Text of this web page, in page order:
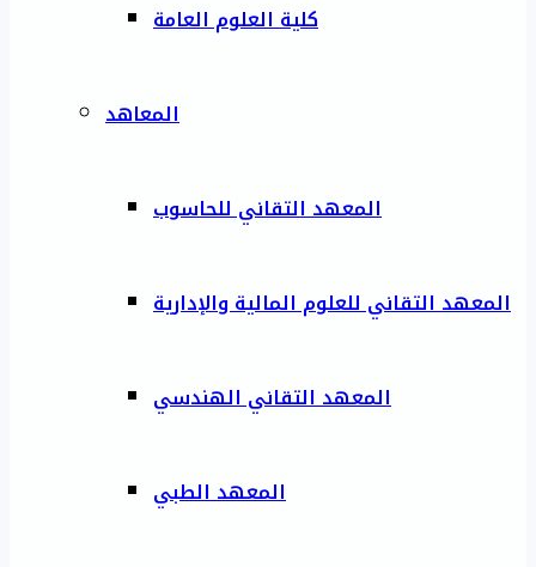
كلية العلوم العامة
المعاهد
المعهد التقاني للحاسوب
المعهد التقاني للعلوم المالية والإدارية
المعهد التقاني الهندسي
المعهد الطبي